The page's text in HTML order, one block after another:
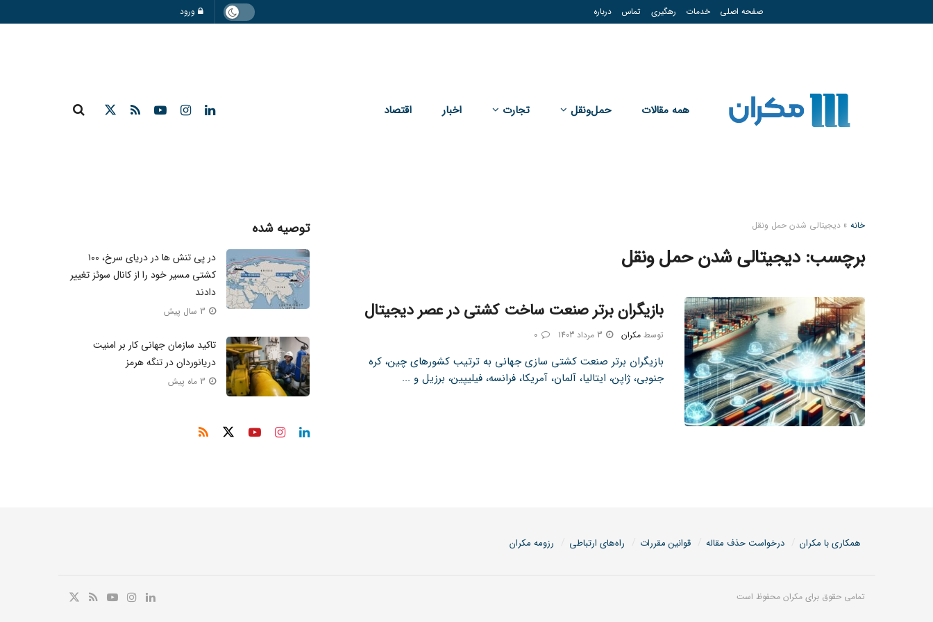
صفحه اصلی خدمات رهگیری تماس درباره ورود
همه مقالات حمل‌و‌نقل تجارت اخبار اقتصاد
خانه »دیجیتالی شدن حمل ونقل
برچسب:دیجیتالی شدن حمل ونقل
بازیگران برتر صنعت ساخت کشتی در عصر دیجیتال
توسط مکران 3 مرداد 1403 0
بازیگران برتر صنعت کشتی سازی جهانی به ترتیب کشورهای چین، کره
جنوبی، ژاپن، ایتالیا، آلمان، آمریکا، فرانسه، فیلیپین، برزیل و ...
توصیه شده
در پی تنش ها در دریای سرخ، ۱۰۰
کشتی مسیر خود را از کانال سوئز تغییر
دادند
3 سال پیش
تاکید سازمان جهانی کار بر امنیت
دریانوردان در تنگه هرمز
3 ماه پیش
همکاری با مکران درخواست حذف مقاله قوانین مقررات راه‌های ارتباطی رزومه مکران
تمامی حقوق برای مکران محفوظ است